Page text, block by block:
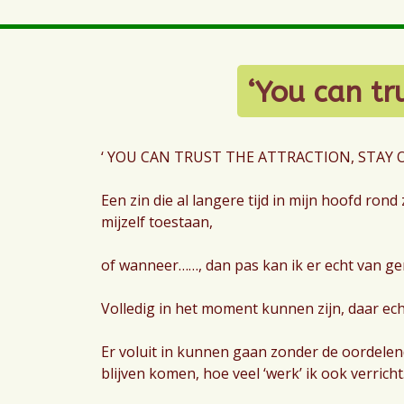
‘You can
‘ YOU CAN TRUST THE ATTRACTION, STAY
Een zin die al langere tijd in mijn hoofd
mijzelf toestaan,
of wanneer……, dan pas kan ik er echt van
Volledig in het moment kunnen zijn, daar
Er voluit in kunnen gaan zonder de
blijven komen, hoe veel ‘werk’ ik ook verricht.